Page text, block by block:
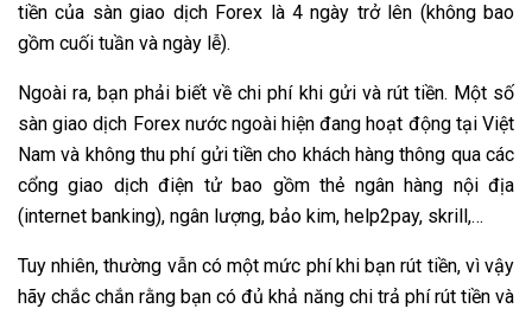
tiền của sàn giao dịch Forex là 4 ngày trở lên (không bao
gồm cuối tuần và ngày lễ).
Ngoài ra, bạn phải biết về chi phí khi gửi và rút tiền. Một số
sàn giao dịch Forex nước ngoài hiện đang hoạt động tại Việt
Nam và không thu phí gửi tiền cho khách hàng thông qua các
cổng giao dịch điện tử bao gồm thẻ ngân hàng nội địa
(internet banking), ngân lượng, bảo kim, help2pay, skrill,…
Tuy nhiên, thường vẫn có một mức phí khi bạn rút tiền, vì vậy
hãy chắc chắn rằng bạn có đủ khả năng chi trả phí rút tiền và